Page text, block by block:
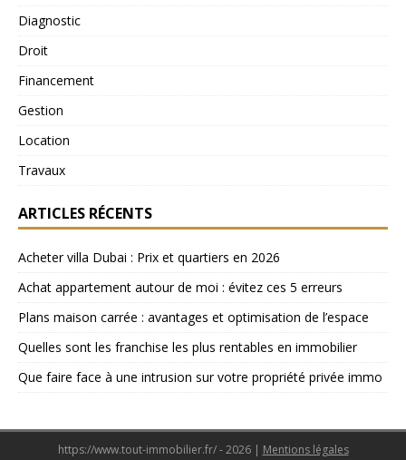
Diagnostic
Droit
Financement
Gestion
Location
Travaux
ARTICLES RÉCENTS
Acheter villa Dubai : Prix et quartiers en 2026
Achat appartement autour de moi : évitez ces 5 erreurs
Plans maison carrée : avantages et optimisation de l’espace
Quelles sont les franchise les plus rentables en immobilier
Que faire face à une intrusion sur votre propriété privée immo
https://www.tout-immobilier.fr/ - 2026 | Mentions légales